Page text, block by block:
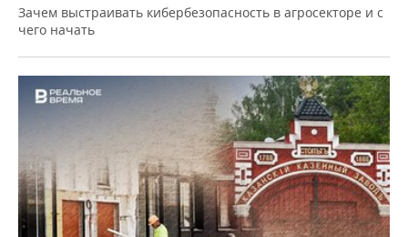
Зачем выстраивать кибербезопасность в агросекторе и с
чего начать